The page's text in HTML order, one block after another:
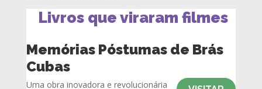
Livros que viraram filmes
Memórias Póstumas de Brás
Cubas
Uma obra inovadora e revolucionária